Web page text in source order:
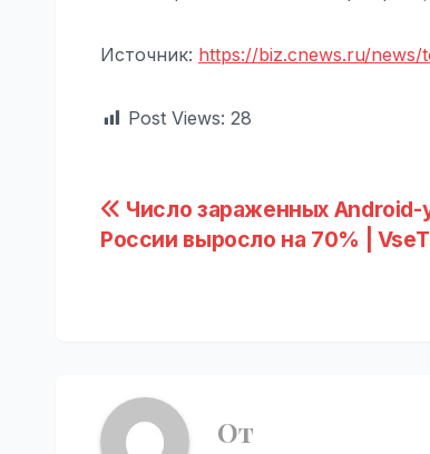
Источник: https://biz.cnews.ru/news/
Post Views: 28
Навигация
по
Число зараженных Android-
России выросло на 70% |
От